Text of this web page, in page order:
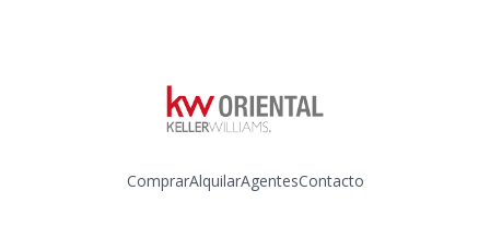
ComprarAlquilarAgentesContacto